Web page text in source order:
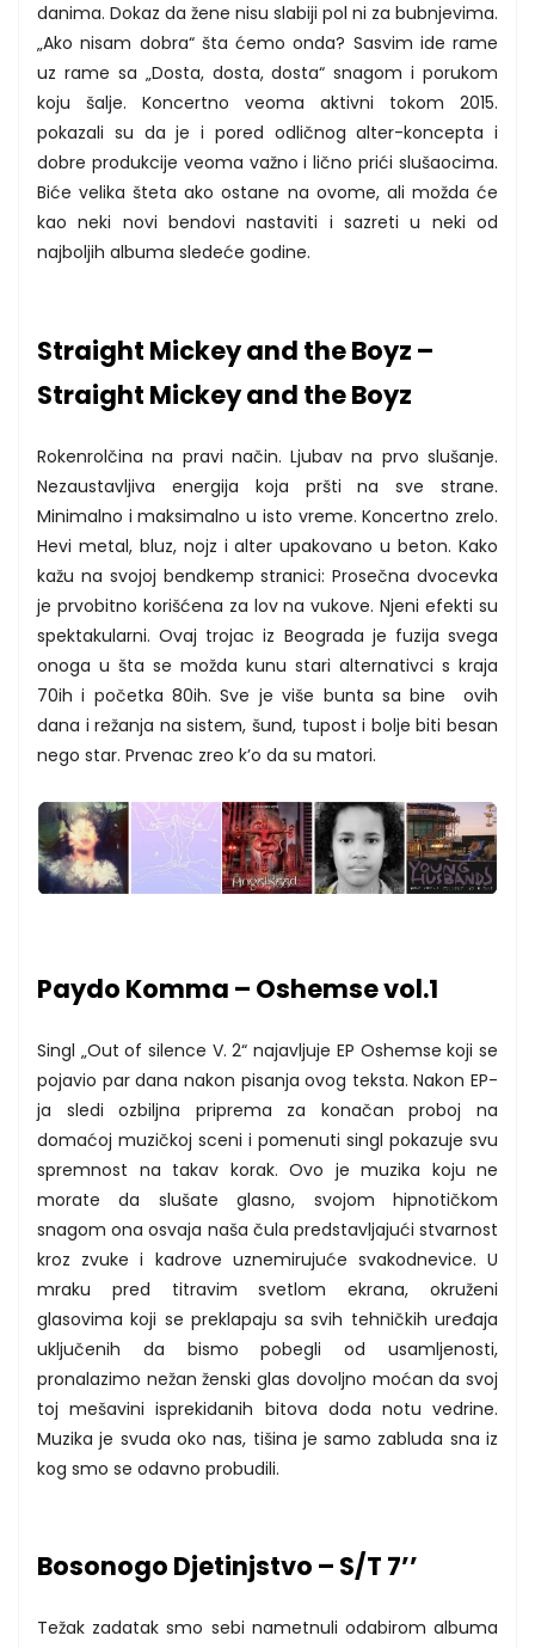
danima. Dokaz da žene nisu slabiji pol ni za bubnjevima.
„Ako nisam dobra“ šta ćemo onda? Sasvim ide rame
uz rame sa „Dosta, dosta, dosta“ snagom i porukom
koju šalje. Koncertno veoma aktivni tokom 2015.
pokazali su da je i pored odličnog alter-koncepta i
dobre produkcije veoma važno i lično prići slušaocima.
Biće velika šteta ako ostane na ovome, ali možda će
kao neki novi bendovi nastaviti i sazreti u neki od
najboljih albuma sledeće godine.
Straight Mickey and the Boyz –
Straight Mickey and the Boyz
Rokenrolčina na pravi način. Ljubav na prvo slušanje.
Nezaustavljiva energija koja pršti na sve strane.
Minimalno i maksimalno u isto vreme. Koncertno zrelo.
Hevi metal, bluz, nojz i alter upakovano u beton. Kako
kažu na svojoj bendkemp stranici: Prosečna dvocevka
je prvobitno korišćena za lov na vukove. Njeni efekti su
spektakularni. Ovaj trojac iz Beograda je fuzija svega
onoga u šta se možda kunu stari alternativci s kraja
70ih i početka 80ih. Sve je više bunta sa bine ovih
dana i režanja na sistem, šund, tupost i bolje biti besan
nego star. Prvenac zreo k’o da su matori.
Paydo Komma – Oshemse vol.1
Singl „Out of silence V. 2“ najavljuje EP Oshemse koji se
pojavio par dana nakon pisanja ovog teksta. Nakon EP-
ja sledi ozbiljna priprema za konačan proboj na
domaćoj muzičkoj sceni i pomenuti singl pokazuje svu
spremnost na takav korak. Ovo je muzika koju ne
morate da slušate glasno, svojom hipnotičkom
snagom ona osvaja naša čula predstavljajući stvarnost
kroz zvuke i kadrove uznemirujuće svakodnevice. U
mraku pred titravim svetlom ekrana, okruženi
glasovima koji se preklapaju sa svih tehničkih uređaja
uključenih da bismo pobegli od usamljenosti,
pronalazimo nežan ženski glas dovoljno moćan da svoj
toj mešavini isprekidanih bitova doda notu vedrine.
Muzika je svuda oko nas, tišina je samo zabluda sna iz
kog smo se odavno probudili.
Bosonogo Djetinjstvo – S/T 7’’
Težak zadatak smo sebi nametnuli odabirom albuma